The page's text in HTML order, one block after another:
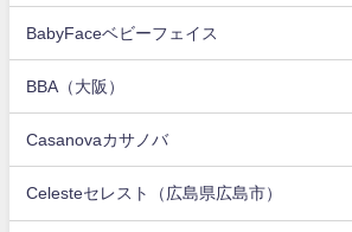
BabyFaceベビーフェイス
BBA（大阪）
Casanovaカサノバ
Celesteセレスト（広島県広島市）